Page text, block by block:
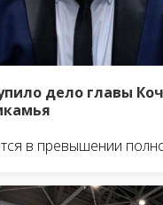
дело главы
в превышении